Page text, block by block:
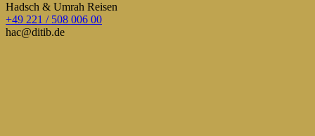
Hadsch & Umrah Reisen
+49 221 / 508 006 00
hac@ditib.de